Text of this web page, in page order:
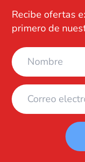
Recibe ofertas
primero de